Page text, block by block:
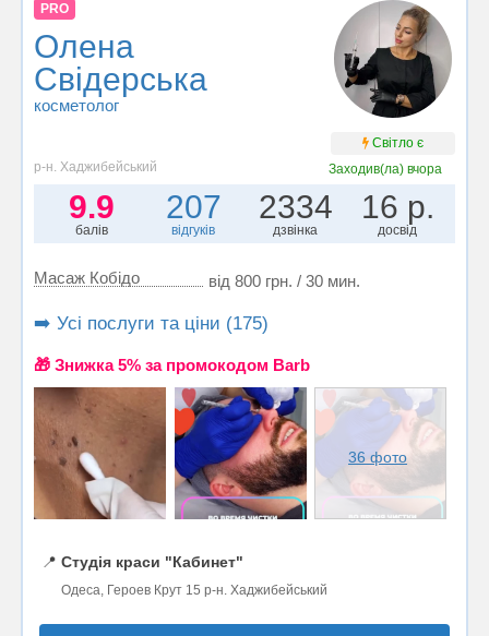
PRO
Олена
Свiдерська
косметолог
Світло є
р-н. Хаджибейський
Заходив(ла) вчора
9.9
балів
207
відгуків
2334
дзвінка
16 р.
досвід
Масаж Кобідо від 800 грн. / 30 мин.
➡️ Усі послуги та ціни (175)
🎁 Знижка 5% за промокодом Barb
36 фото
📍 Студія краси "Кабинет"
Одеса, Героев Крут 15 р-н. Хаджибейський